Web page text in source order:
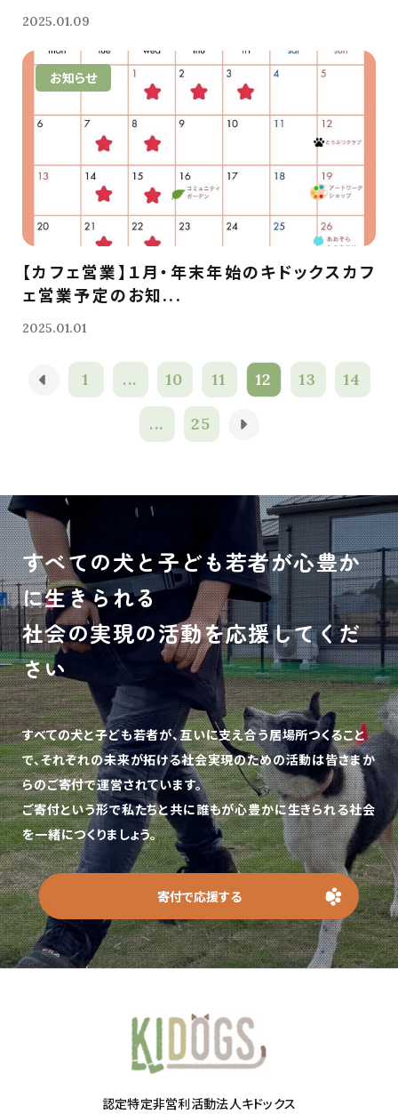
2025.01.09
お知らせ
【カフェ営業】１月・年末年始のキドックスカフ
ェ営業予定のお知...
2025.01.01
1 ... 10 11 12 13 14
... 25
すべての犬と子ども若者が心豊か
に生きられる
社会の実現の活動を応援してくだ
さい
すべての犬と子ども若者が、互いに支え合う居場所つくること
で、それぞれの未来が拓ける社会実現のための活動は皆さまか
らのご寄付で運営されています。
ご寄付という形で私たちと共に誰もが心豊かに生きられる社会
を一緒につくりましょう。
寄付で応援する
認定特定非営利活動法人キドックス